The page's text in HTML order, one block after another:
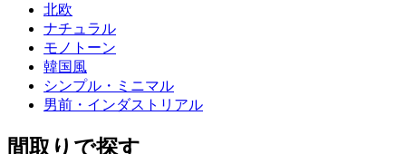
北欧
ナチュラル
モノトーン
韓国風
シンプル・ミニマル
男前・インダストリアル
間取りで探す